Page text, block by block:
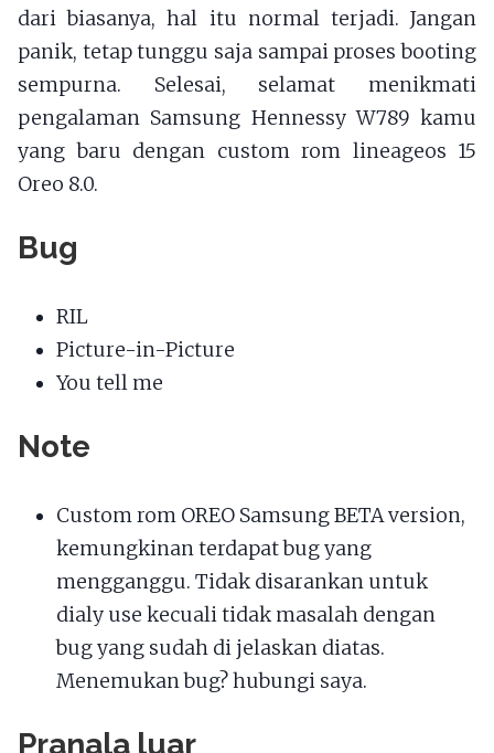
dari biasanya, hal itu normal terjadi. Jangan
panik, tetap tunggu saja sampai proses booting
sempurna. Selesai, selamat menikmati
pengalaman Samsung Hennessy W789 kamu
yang baru dengan custom rom lineageos 15
Oreo 8.0.
Bug
RIL
Picture-in-Picture
You tell me
Note
Custom rom OREO Samsung BETA version,
kemungkinan terdapat bug yang
mengganggu. Tidak disarankan untuk
dialy use kecuali tidak masalah dengan
bug yang sudah di jelaskan diatas.
Menemukan bug? hubungi saya.
Pranala luar